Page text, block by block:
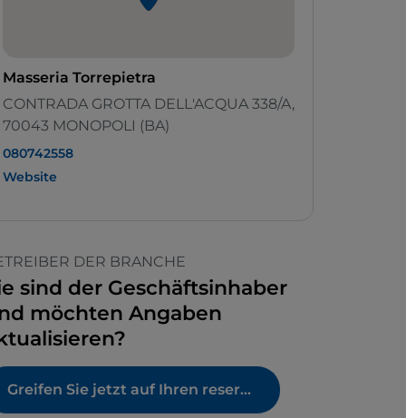
Masseria Torrepietra
CONTRADA GROTTA DELL'ACQUA 338/A,
70043 MONOPOLI (BA)
080742558
Website
DER BRANCHE
sind der Geschäftsinhaber
möchten Angaben
Greifen Sie jetzt auf Ihren reservierten Bereich zu